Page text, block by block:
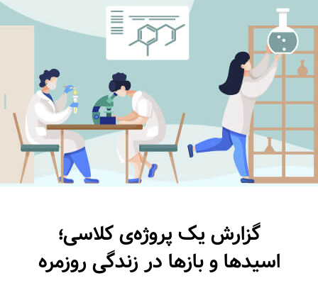
گزارش یک پروژه‌ی کلاسی؛
اسیدها و بازها در زندگی روزمره